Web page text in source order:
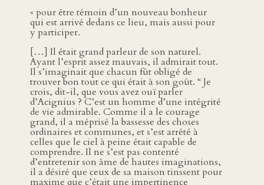
« pour être témoin d’un nouveau bonheur
qui est arrivé dedans ce lieu, mais aussi pour
y participer.
[…] Il était grand parleur de son naturel.
Ayant l’esprit assez mauvais, il admirait tout.
Il s’imaginait que chacun fût obligé de
trouver bon tout ce qui était à son goût. “ Je
crois, dit-il, que vous avez ouï parler
d’Acignius ? C’est un homme d’une intégrité
de vie admirable. Comme il a le courage
grand, il a méprisé la bassesse des choses
ordinaires et communes, et s’est arrêté à
celles que le ciel à peine était capable de
comprendre. Il ne s’est pas contenté
d’entretenir son âme de hautes imaginations,
il a désiré que ceux de sa maison tinssent pour
maxime que c’était une impertinence